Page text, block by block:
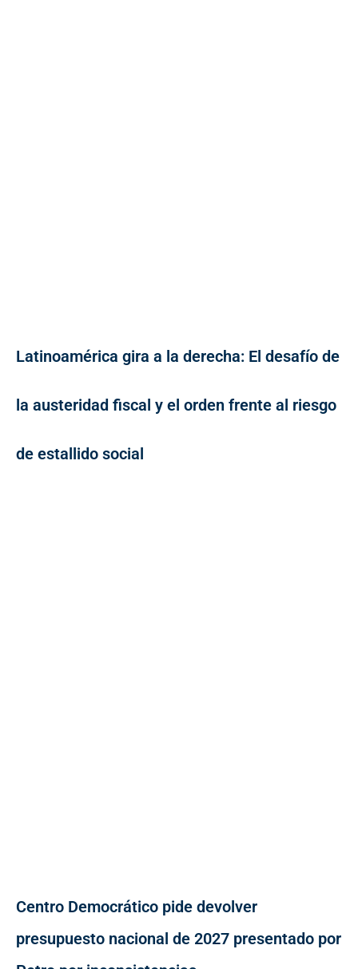
Latinoamérica gira a la derecha: El desafío de
la austeridad fiscal y el orden frente al riesgo
de estallido social
Centro Democrático pide devolver
presupuesto nacional de 2027 presentado por